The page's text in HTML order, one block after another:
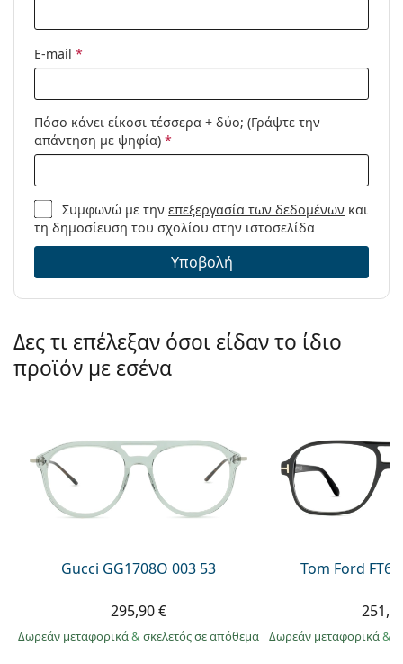
Άλλα
Τύπος:
Μάρκα:
Gucci
Μοντέλο:
GG1138O 001 52
E-mail *
Πόσο κάνει είκοσι τέσσερα + δύο; (Γράψτε την
απάντηση με ψηφία) *
Συμφωνώ με τηνεπεξεργασία των δεδομένων και
τη δημοσίευση του σχολίου στην ιστοσελίδα
Υποβολή
Δες τι επέλεξαν όσοι είδαν το ίδιο
προϊόν με εσένα
Gucci GG1708O 003 53
295,90 €
Δωρεάν μεταφορικά& σκελετός σε απόθεμα
Tom Ford
Δωρεάν μεταφορικά&